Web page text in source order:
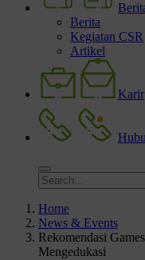
Berita
Kegiatan CSR
Artikel
Karir
Home
News & Events
Rekomendasi
Mengedukasi